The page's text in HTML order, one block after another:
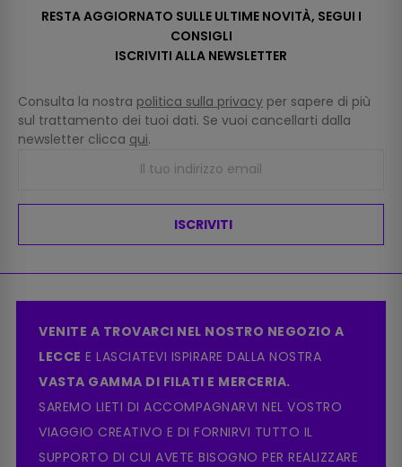
RESTA AGGIORNATO SULLE ULTIME NOVITÀ, SEGUI I
CONSIGLI
ISCRIVITI ALLA NEWSLETTER
Consulta la nostra politica sulla privacy per sapere di più
sul trattamento dei tuoi dati. Se vuoi cancellarti dalla
newsletter clicca qui.
ISCRIVITI
VENITE A TROVARCI NEL NOSTRO NEGOZIO A
LECCE E LASCIATEVI ISPIRARE DALLA NOSTRA
VASTA GAMMA DI FILATI E MERCERIA.
SAREMO LIETI DI ACCOMPAGNARVI NEL VOSTRO
VIAGGIO CREATIVO E DI FORNIRVI TUTTO IL
SUPPORTO DI CUI AVETE BISOGNO PER REALIZZARE